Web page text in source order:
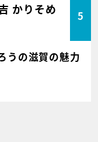
かりそめ
5
うの滋賀の魅力